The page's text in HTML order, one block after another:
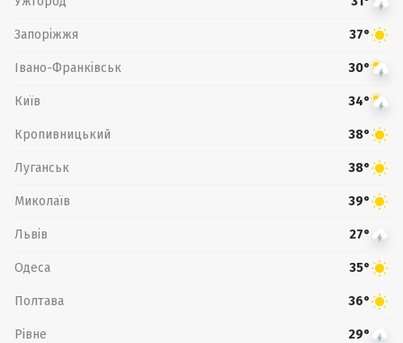
Запоріжжя 37°
Івано-Франківськ 30°
Київ 34°
Кропивницький 38°
Луганськ 38°
Миколаїв 39°
Львів 27°
Одеса 35°
Полтава 36°
Рівне 29°